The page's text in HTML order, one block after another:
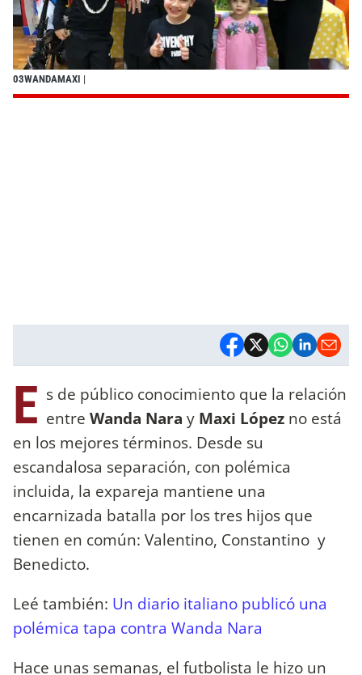
03WANDAMAXI |
E s de público conocimiento que la relación
entre Wanda Nara y Maxi López no está
en los mejores términos. Desde su
escandalosa separación, con polémica
incluida, la expareja mantiene una
encarnizada batalla por los tres hijos que
tienen en común: Valentino, Constantino y
Benedicto.
Leé también: Un diario italiano publicó una
polémica tapa contra Wanda Nara
Hace unas semanas, el futbolista le hizo un